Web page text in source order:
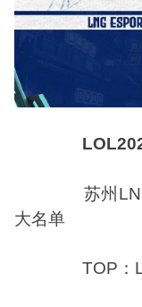
LOL2023
苏州LNG
大名单
TOP：